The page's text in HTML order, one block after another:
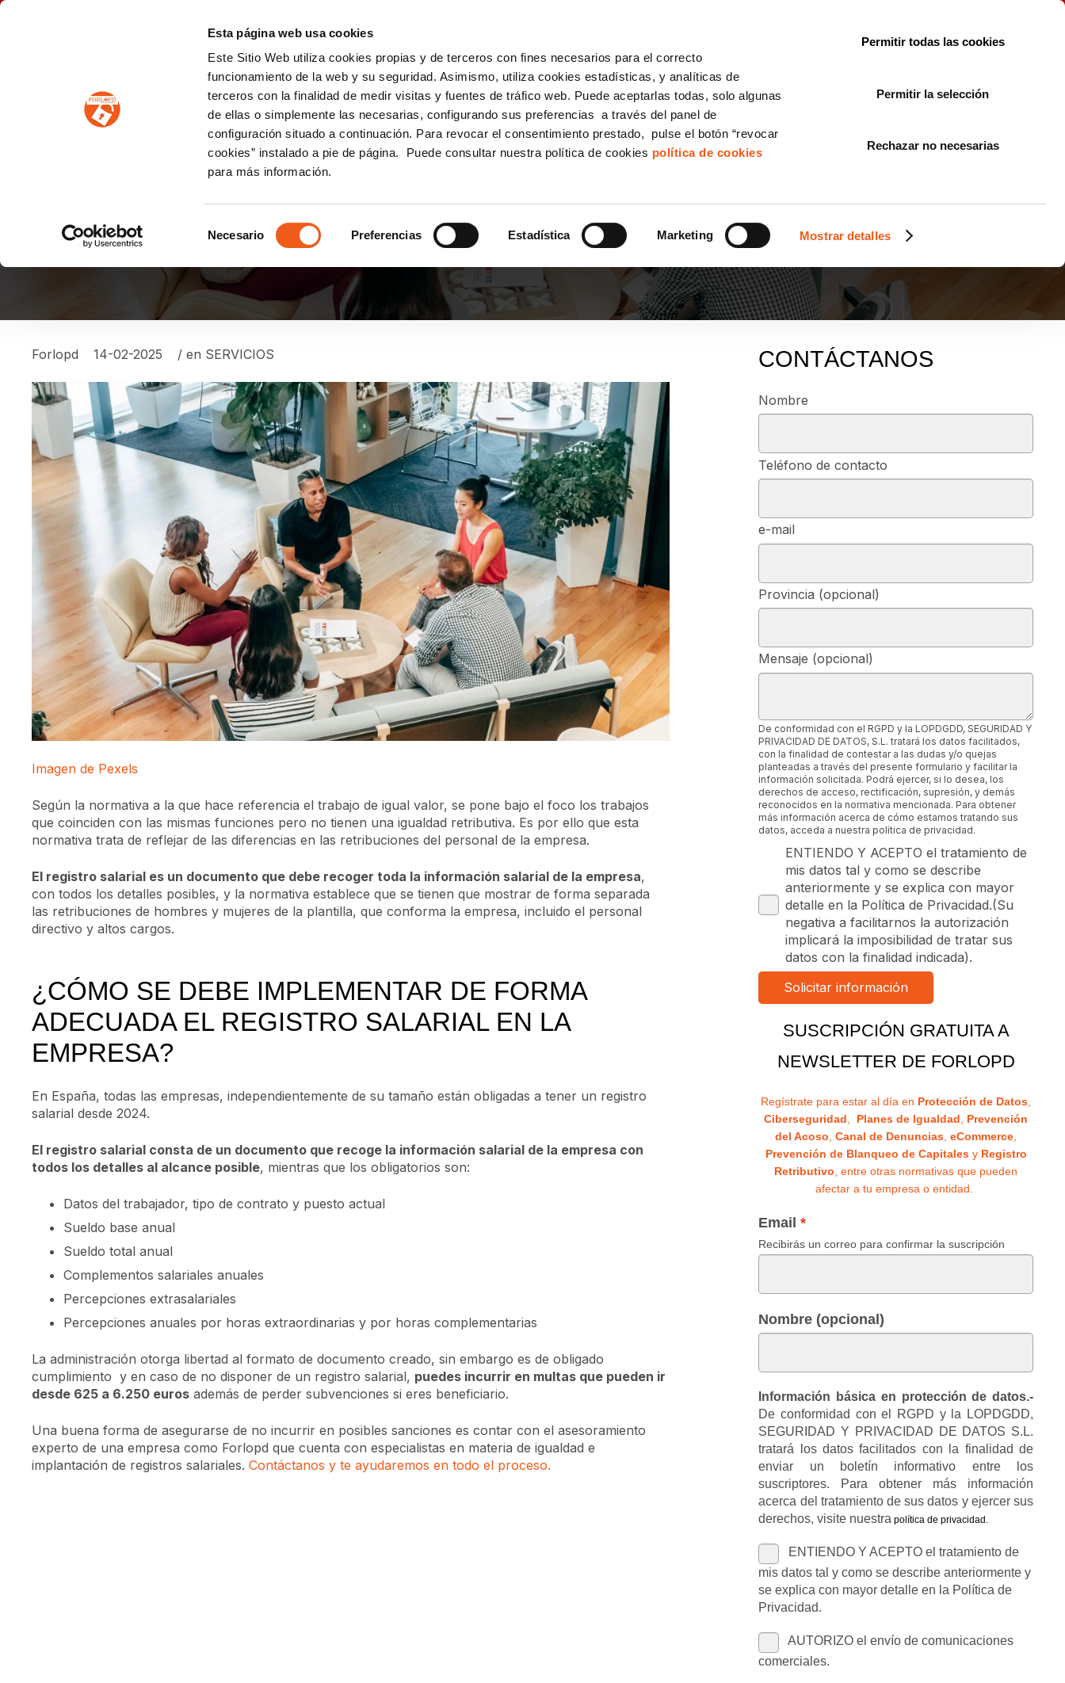
Esta página web usa cookies
Este Sitio Web utiliza cookies propias y de terceros con fines necesarios para el correcto
funcionamiento de la web y su seguridad. Asimismo, utiliza cookies estadísticas, y analíticas de
terceros con la finalidad de medir visitas y fuentes de tráfico web. Puede aceptarlas todas, solo algunas
de ellas o simplemente las necesarias, configurando sus preferencias a través del panel de
configuración situado a continuación. Para revocar el consentimiento prestado, pulse el botón “revocar
cookies” instalado a pie de página. Puede consultar nuestra política de cookies política de cookies
para más información.
de
Necesario Preferencias Estadística Marketing Mostrar detalles
Permitir todas las cookies
Permitir la selección
Rechazar no necesarias
PROTECCION DE DATOS IGUALDAD CONSULTORÍA ECOMMERCE LSSI CANAL DENUNCIAS
¿CÓMO LLEVAR A CABO EL REGISTRO SALARIAL EN LA EMPRESA
DE FORMA CORRECTA?
Forlopd 14-02-2025 / en SERVICIOS
Imagen de Pexels
Según la normativa a la que hace referencia el trabajo de igual valor, se pone bajo el foco los trabajos
que coinciden con las mismas funciones pero no tienen una igualdad retributiva. Es por ello que esta
normativa trata de reflejar de las diferencias en las retribuciones del personal de la empresa.
El registro salarial es un documento que debe recoger toda la información salarial de la empresa,
con todos los detalles posibles, y la normativa establece que se tienen que mostrar de forma separada
las retribuciones de hombres y mujeres de la plantilla, que conforma la empresa, incluido el personal
directivo y altos cargos.
¿CÓMO SE DEBE IMPLEMENTAR DE FORMA
ADECUADA EL REGISTRO SALARIAL EN LA
EMPRESA?
En España, todas las empresas, independientemente de su tamaño están obligadas a tener un registro
salarial desde 2024.
El registro salarial consta de un documento que recoge la información salarial de la empresa con
todos los detalles al alcance posible, mientras que los obligatorios son:
Datos del trabajador, tipo de contrato y puesto actual
Sueldo base anual
Sueldo total anual
Complementos salariales anuales
Percepciones extrasalariales
Percepciones anuales por horas extraordinarias y por horas complementarias
La administración otorga libertad al formato de documento creado, sin embargo es de obligado
cumplimiento y en caso de no disponer de un registro salarial, puedes incurrir en multas que pueden ir
desde 625 a 6.250 euros además de perder subvenciones si eres beneficiario.
Una buena forma de asegurarse de no incurrir en posibles sanciones es contar con el asesoramiento
experto de una empresa como Forlopd que cuenta con especialistas en materia de igualdad e
implantación de registros salariales. Contáctanos y te ayudaremos en todo el proceso.
CONTÁCTANOS
Nombre
Teléfono de contacto
e-mail
Provincia (opcional)
Mensaje (opcional)
De conformidad con el RGPD y la LOPDGDD, SEGURIDAD Y
PRIVACIDAD DE DATOS, S.L. tratará los datos facilitados,
con la finalidad de contestar a las dudas y/o quejas
planteadas a través del presente formulario y facilitar la
información solicitada. Podrá ejercer, si lo desea, los
derechos de acceso, rectificación, supresión, y demás
reconocidos en la normativa mencionada. Para obtener
más información acerca de cómo estamos tratando sus
datos, acceda a nuestra política de privacidad.
ENTIENDO Y ACEPTO el tratamiento de
mis datos tal y como se describe
anteriormente y se explica con mayor
detalle en la Política de Privacidad.(Su
negativa a facilitarnos la autorización
implicará la imposibilidad de tratar sus
datos con la finalidad indicada).
SUSCRIPCIÓN GRATUITA A
NEWSLETTER DE FORLOPD
Regístrate para estar al día en Protección de Datos,
Ciberseguridad, Planes de Igualdad, Prevención
del Acoso,Canal de Denuncias, eCommerce,
Prevención de Blanqueo de Capitalesy Registro
Retributivo, entre otras normativas que pueden
afectar a tu empresa o entidad.
Email
Recibirás un correo para confirmar la suscripción
Nombre (opcional)
Información básica en protección de datos.-
De conformidad con el RGPD y la LOPDGDD,
SEGURIDAD Y PRIVACIDAD DE DATOS S.L.
tratará los datos facilitados con la finalidad de
enviar un boletín informativo entre los
suscriptores. Para obtener más información
acerca del tratamiento de sus datos y ejercer sus
derechos, visite nuestra política de privacidad .
ENTIENDO Y ACEPTO el tratamiento de
mis datos tal y como se describe anteriormente y
se explica con mayor detalle en la Política de
Privacidad.
AUTORIZO el envío de comunicaciones
comerciales.